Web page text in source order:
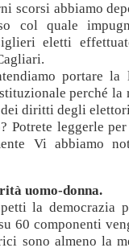
scorsi abbiamo
col quale
eletti
portare la
perché
diritti degli
Potrete leggerle
Vi abbiamo
uomo-donna.
la democrazia
60 componenti
sono almeno la